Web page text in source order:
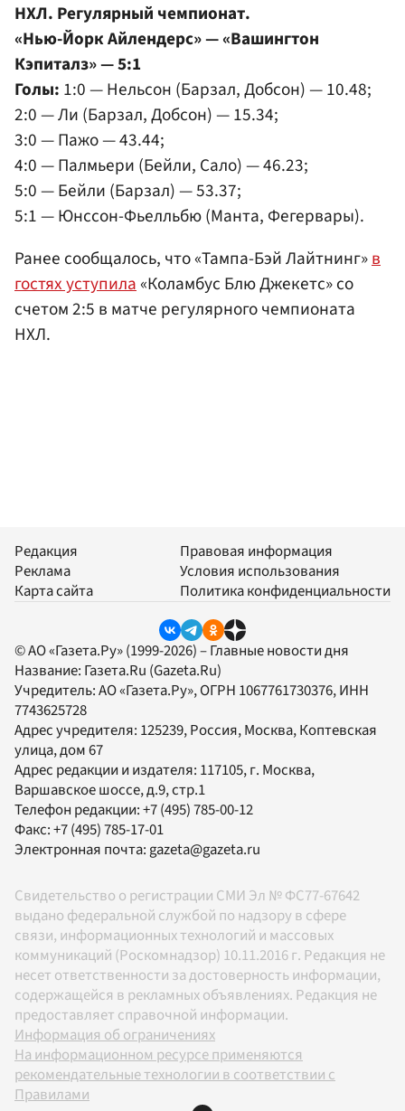
НХЛ. Регулярный чемпионат.
«Нью-Йорк Айлендерс» — «Вашингтон
Кэпиталз» — 5:1
Голы: 1:0 — Нельсон (Барзал, Добсон) — 10.48;
2:0 — Ли (Барзал, Добсон) — 15.34;
3:0 — Пажо — 43.44;
4:0 — Палмьери (Бейли, Сало) — 46.23;
5:0 — Бейли (Барзал) — 53.37;
5:1 — Юнссон-Фьелльбю (Манта, Фегервары).
Ранее сообщалось, что «Тампа-Бэй Лайтнинг»в
гостях уступила«Коламбус Блю Джекетс» со
счетом 2:5 в матче регулярного чемпионата
НХЛ.
Редакция
Реклама
Карта сайта
Правовая информация
Условия использования
Политика конфиденциальности
© АО «Газета.Ру» (1999-2026) – Главные новости дня
Название: Газета.Ru (Gazeta.Ru)
Учредитель:АО «Газета.Ру», ОГРН 1067761730376, ИНН
7743625728
Адрес учредителя: 125239, Россия, Москва, Коптевская
улица, дом 67
Адрес редакции и издателя: 117105, г. Москва,
Варшавское шоссе, д.9, стр.1
Телефон редакции:+7 (495) 785-00-12
Факс:+7 (495) 785-17-01
Электронная почта: gazeta@gazeta.ru
Свидетельство о регистрации СМИ Эл № ФС77-67642
выдано федеральной службой по надзору в сфере
связи, информационных технологий и массовых
коммуникаций (Роскомнадзор) 10.11.2016 г. Редакция не
несет ответственности за достоверность информации,
содержащейся в рекламных объявлениях. Редакция не
предоставляет справочной информации.
Информация об ограничениях
На информационном ресурсе применяются
рекомендательные технологии в соответствии с
Правилами